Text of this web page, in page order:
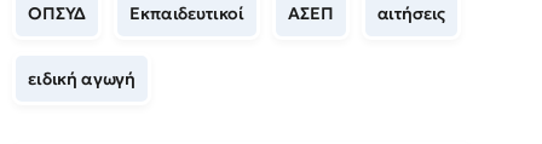
ΟΠΣΥΔ Εκπαιδευτικοί ΑΣΕΠ αιτήσεις
ειδική αγωγή